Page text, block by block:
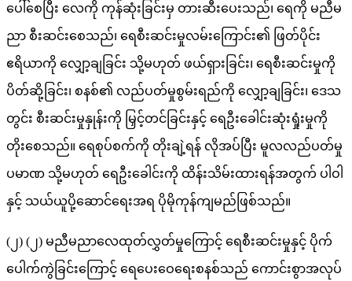
ပေါ်စေပြီး လေကို ကုန်ဆုံးခြင်းမှ တားဆီးပေးသည်၊ ရေကို မညီမ
ညာ စီးဆင်းစေသည်၊ ရေစီးဆင်းမှုလမ်းကြောင်း၏ ဖြတ်ပိုင်း
ဧရိယာကို လျှော့ချခြင်း သို့မဟုတ် ဖယ်ရှားခြင်း၊ ရေစီးဆင်းမှုကို
ပိတ်ဆို့ခြင်း၊ စနစ်၏ လည်ပတ်မှုစွမ်းရည်ကို လျှော့ချခြင်း၊ ဒေသ
တွင်း စီးဆင်းမှုနှုန်းကို မြှင့်တင်ခြင်းနှင့် ရေဦးခေါင်းဆုံးရှုံးမှုကို
တိုးစေသည်။ ရေစုပ်စက်ကို တိုးချဲ့ရန် လိုအပ်ပြီး မူလလည်ပတ်မှု
ပမာဏ သို့မဟုတ် ရေဦးခေါင်းကို ထိန်းသိမ်းထားရန်အတွက် ပါဝါ
နှင့် သယ်ယူပို့ဆောင်ရေးအရ ပိုမိုကုန်ကျမည်ဖြစ်သည်။
(၂) (၂) မညီမညာလေထုတ်လွှတ်မှုကြောင့် ရေစီးဆင်းမှုနှင့် ပိုက်
ပေါက်ကွဲခြင်းကြောင့် ရေပေးဝေရေးစနစ်သည် ကောင်းစွာအလုပ်